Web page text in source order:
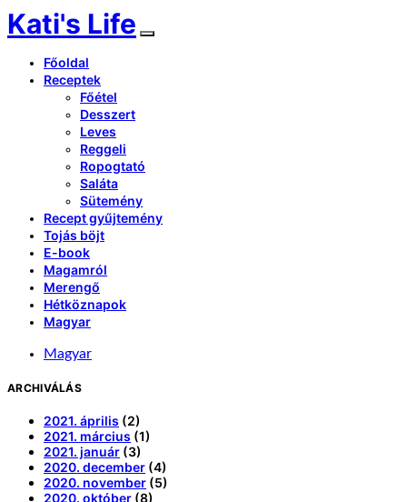
Kati's Life
Főoldal
Receptek
Főétel
Desszert
Leves
Reggeli
Ropogtató
Saláta
Sütemény
Recept gyűjtemény
Tojás böjt
E-book
Magamról
Merengő
Hétköznapok
Magyar
Magyar
ARCHIVÁLÁS
2021. április (2)
2021. március (1)
2021. január (3)
2020. december (4)
2020. november (5)
2020. október (8)